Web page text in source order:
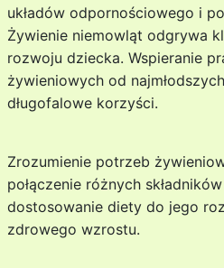
układów odpornościowego i
Żywienie niemowląt odgrywa
rozwoju dziecka. Wspieranie
żywieniowych od
długofalowe korzyści.
Zrozumienie potrzeb
połączenie różnych
dostosowanie diety do jego
zdrowego wzrostu.